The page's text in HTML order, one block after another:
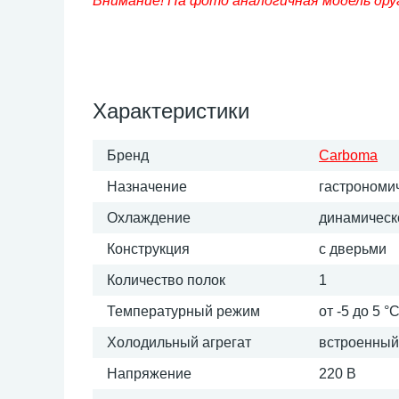
Характеристики
Бренд Carboma
Назначение
Охлаждение
Конструкция с дверьми
Количество полок 1
Температурный режим от -5 до 5 °C
Холодильный агрегат встроенный
Напряжение 220 В